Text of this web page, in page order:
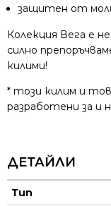
защитен от
Колекция Вега е
силно
килими!
* този килим и
разработени за и
ДЕТАЙЛИ
Тип